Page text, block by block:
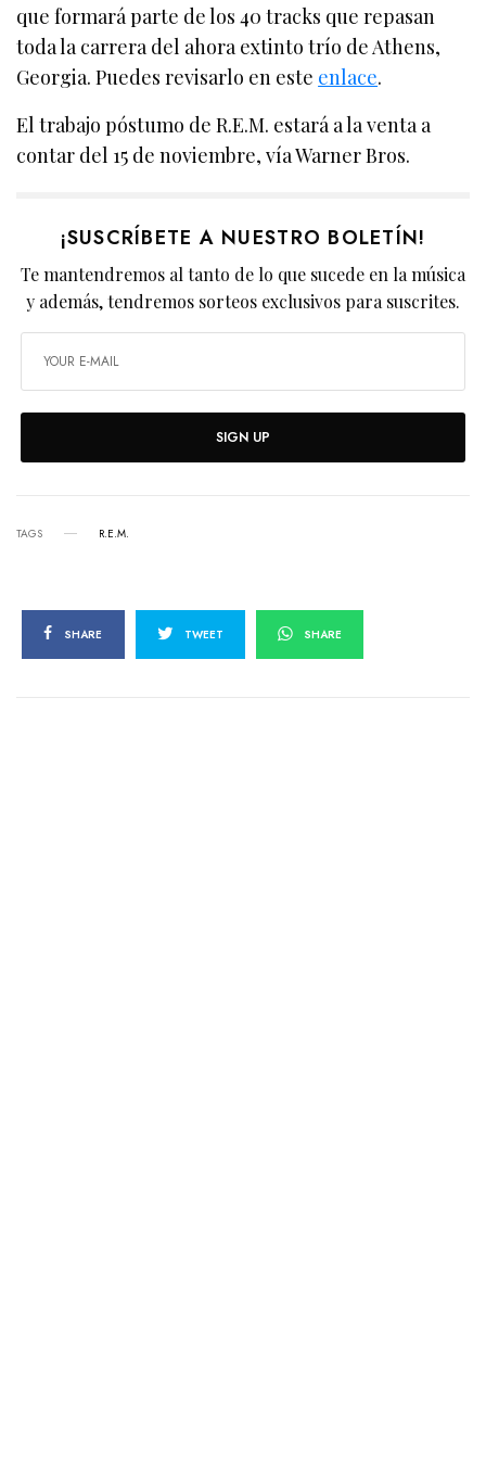
que formará parte de los 40 tracks que repasan
toda la carrera del ahora extinto trío de Athens,
Georgia. Puedes revisarlo en este enlace.
El trabajo póstumo de R.E.M. estará a la venta a
contar del 15 de noviembre, vía Warner Bros.
¡SUSCRÍBETE A NUESTRO BOLETÍN!
Te mantendremos al tanto de lo que sucede en la música
y además, tendremos sorteos exclusivos para suscrites.
SIGN UP
TAGS R.E.M.
SHARE TWEET SHARE